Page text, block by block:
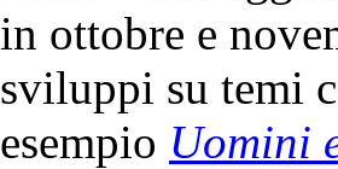
in ottobre e
sviluppi su temi
esempio Uomini